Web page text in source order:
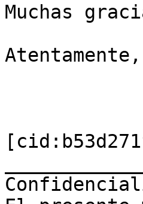
Muchas
Atentamente,